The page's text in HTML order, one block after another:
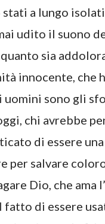
stati a lungo
udito il suono
sia
innocente, che
sono gli
chi avrebbe
di essere
per salvare
Dio, che ama
di essere